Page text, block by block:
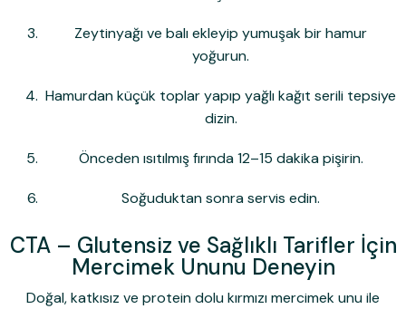
Zeytinyağı ve balı ekleyip yumuşak bir hamur
yoğurun.
Hamurdan küçük toplar yapıp yağlı kağıt serili tepsiye
dizin.
Önceden ısıtılmış fırında 12–15 dakika pişirin.
Soğuduktan sonra servis edin.
CTA – Glutensiz ve Sağlıklı Tarifler İçin
Mercimek Ununu Deneyin
Doğal, katkısız ve protein dolukırmızı mercimek unuile